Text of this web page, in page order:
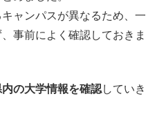
ャンパスが異なるため、一
事前によく確認しておきま
の大学情報を確認していき